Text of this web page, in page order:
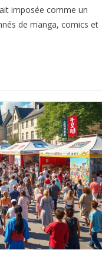
imposée comme un
de manga, comics et